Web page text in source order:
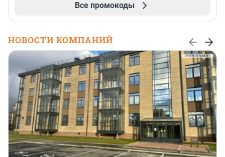
Все промокоды
НОВОСТИ КОМПАНИЙ